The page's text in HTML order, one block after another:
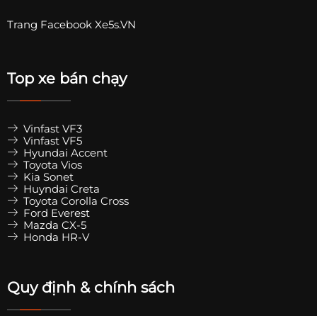
Trang Facebook Xe5s.VN
Top xe bán chạy
Vinfast VF3
Vinfast VF5
Hyundai Accent
Toyota Vios
Kia Sonet
Huyndai Creta
Toyota Corolla Cross
Ford Everest
Mazda CX-5
Honda HR-V
Quy định & chính sách